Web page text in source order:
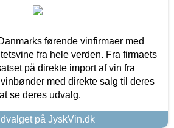
førende vinfirmaer med
fra hele verden. Fra firmaets
på direkte import af vin fra
med direkte salg til deres
se deres udvalg.
på JyskVin.dk